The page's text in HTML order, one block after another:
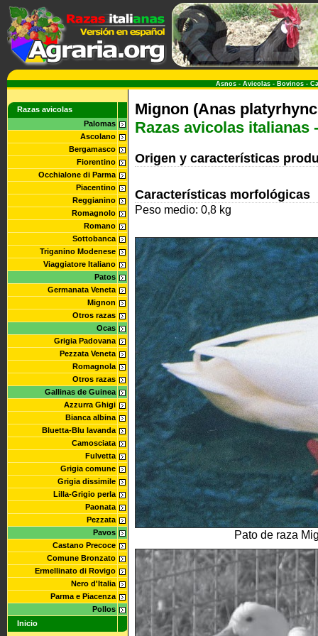
Asnos - Avicolas - Bovinos -
Razas avicolas
Palomas
Ascolano
Bergamasco
Fiorentino
Occhialone di Parma
Piacentino
Reggianino
Romagnolo
Romano
Sottobanca
Triganino Modenese
Viaggiatore Italiano
Patos
Germanata Veneta
Mignon
Otros razas
Ocas
Grigia Padovana
Pezzata Veneta
Romagnola
Otros razas
Gallinas de Guinea
Azzurra Ghigi
Bianca albina
Bluetta-Blu lavanda
Camosciata
Fulvetta
Grigia comune
Grigia dissimile
Lilla-Grigio perla
Paonata
Pezzata
Pavos
Castano Precoce
Comune Bronzato
Ermellinato di Rovigo
Nero d'Italia
Parma e Piacenza
Pollos
Inicio
Mignon (Anas
Razas avicolas italianas
Origen y características
Características morfológicas
Peso medio: 0,8 kg
Pato de raza